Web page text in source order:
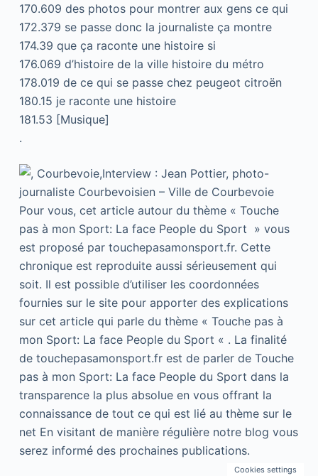
170.609 des photos pour montrer aux gens ce qui
172.379 se passe donc la journaliste ça montre
174.39 que ça raconte une histoire si
176.069 d’histoire de la ville histoire du métro
178.019 de ce qui se passe chez peugeot citroën
180.15 je raconte une histoire
181.53 [Musique]
.
Pour vous, cet article autour du thème « Touche
pas à mon Sport: La face People du Sport » vous
est proposé par touchepasamonsport.fr. Cette
chronique est reproduite aussi sérieusement qui
soit. Il est possible d’utiliser les coordonnées
fournies sur le site pour apporter des explications
sur cet article qui parle du thème « Touche pas à
mon Sport: La face People du Sport « . La finalité
de touchepasamonsport.fr est de parler de Touche
pas à mon Sport: La face People du Sport dans la
transparence la plus absolue en vous offrant la
connaissance de tout ce qui est lié au thème sur le
net En visitant de manière régulière notre blog vous
serez informé des prochaines publications.
Cookies settings